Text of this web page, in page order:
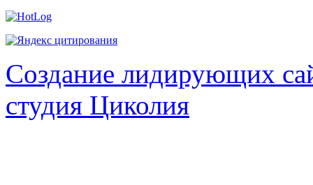
Создание лидирующих
студия Циколия